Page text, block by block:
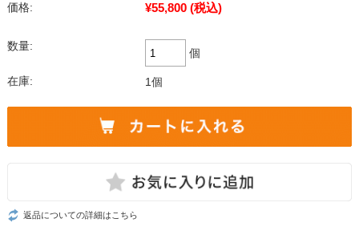
価格: ¥55,800 (税込)
数量:
個
在庫: 1個
返品についての詳細はこちら